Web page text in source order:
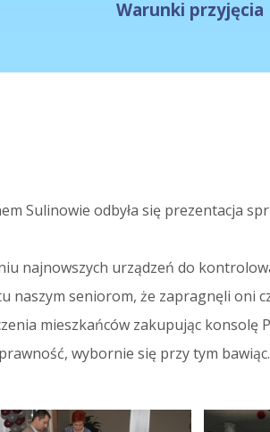
Warunki przyjęcia
Sulinowie odbyła się prezentacja
najnowszych urządzeń do
naszym seniorom, że zapragnęli oni
mieszkańców zakupując
wybornie się przy tym bawiąc.